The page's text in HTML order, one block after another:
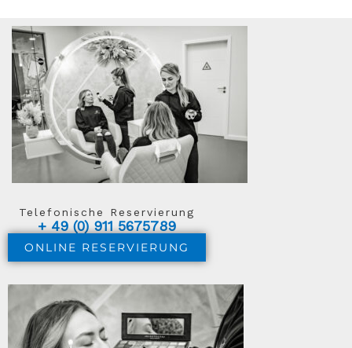
Telefonische Reservierung
+ 49 (0) 911 5675789
ONLINE RESERVIERUNG